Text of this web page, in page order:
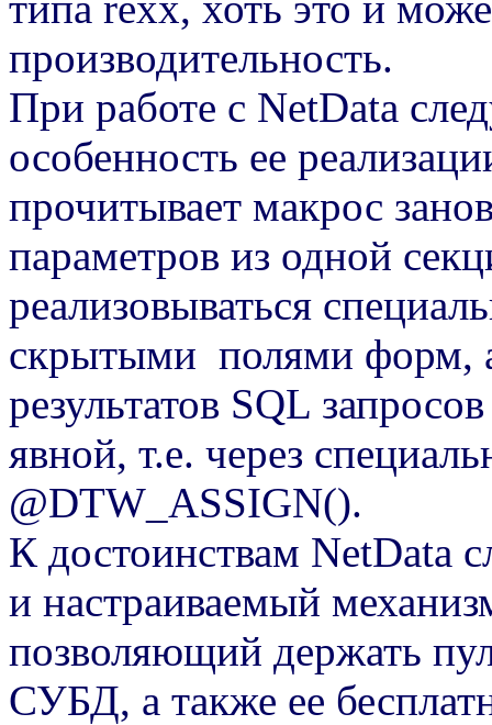
производительность.
При работе с NetData
особенность ее
прочитывает макрос
параметров из одной
реализовываться
скрытыми полями форм,
результатов SQL
явной, т.е. через
@DTW_ASSIGN().
К достоинствам NetData
и настраиваемый
позволяющий держать
СУБД, а также ее